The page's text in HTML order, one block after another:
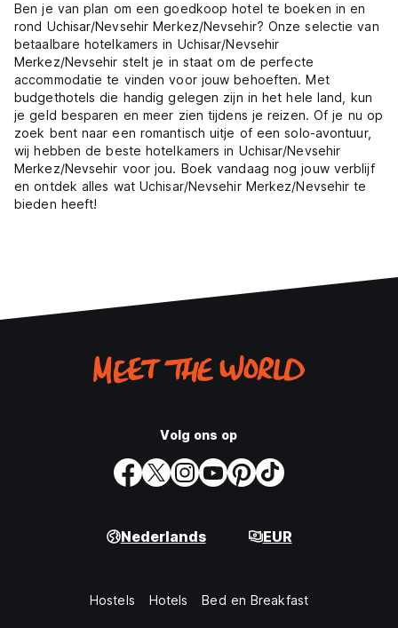
Ben je van plan om een goedkoop hotel te boeken in en
rond Uchisar/Nevsehir Merkez/Nevsehir? Onze selectie van
betaalbare hotelkamers in Uchisar/Nevsehir
Merkez/Nevsehir stelt je in staat om de perfecte
accommodatie te vinden voor jouw behoeften. Met
budgethotels die handig gelegen zijn in het hele land, kun
je geld besparen en meer zien tijdens je reizen. Of je nu op
zoek bent naar een romantisch uitje of een solo-avontuur,
wij hebben de beste hotelkamers in Uchisar/Nevsehir
Merkez/Nevsehir voor jou. Boek vandaag nog jouw verblijf
en ontdek alles wat Uchisar/Nevsehir Merkez/Nevsehir te
bieden heeft!
Volg ons op
Nederlands EUR
Hostels Hotels Bed en Breakfast